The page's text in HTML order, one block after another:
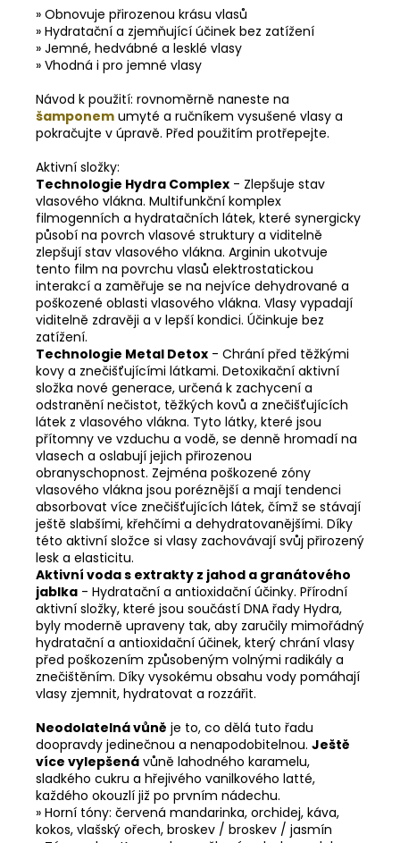
» Obnovuje přirozenou krásu vlasů
» Hydratační a zjemňující účinek bez zatížení
» Jemné, hedvábné a lesklé vlasy
» Vhodná i pro jemné vlasy
Návod k použití: rovnoměrně naneste na
šamponem umyté a ručníkem vysušené vlasy a
pokračujte v úpravě. Před použitím protřepejte.
Aktivní složky:
Technologie Hydra Complex - Zlepšuje stav
vlasového vlákna. Multifunkční komplex
filmogenních a hydratačních látek, které synergicky
působí na povrch vlasové struktury a viditelně
zlepšují stav vlasového vlákna. Arginin ukotvuje
tento film na povrchu vlasů elektrostatickou
interakcí a zaměřuje se na nejvíce dehydrované a
poškozené oblasti vlasového vlákna. Vlasy vypadají
viditelně zdravěji a v lepší kondici. Účinkuje bez
zatížení.
Technologie Metal Detox - Chrání před těžkými
kovy a znečišťujícími látkami. Detoxikační aktivní
složka nové generace, určená k zachycení a
odstranění nečistot, těžkých kovů a znečišťujících
látek z vlasového vlákna. Tyto látky, které jsou
přítomny ve vzduchu a vodě, se denně hromadí na
vlasech a oslabují jejich přirozenou
obranyschopnost. Zejména poškozené zóny
vlasového vlákna jsou poréznější a mají tendenci
absorbovat více znečišťujících látek, čímž se stávají
ještě slabšími, křehčími a dehydratovanějšími. Díky
této aktivní složce si vlasy zachovávají svůj přirozený
lesk a elasticitu.
Aktivní voda s extrakty z jahod a granátového
jablka - Hydratační a antioxidační účinky. Přírodní
aktivní složky, které jsou součástí DNA řady Hydra,
byly moderně upraveny tak, aby zaručily mimořádný
hydratační a antioxidační účinek, který chrání vlasy
před poškozením způsobeným volnými radikály a
znečištěním. Díky vysokému obsahu vody pomáhají
vlasy zjemnit, hydratovat a rozzářit.
Neodolatelná vůně je to, co dělá tuto řadu
doopravdy jedinečnou a nenapodobitelnou. Ještě
více vylepšená vůně lahodného karamelu,
sladkého cukru a hřejivého vanilkového latté,
každého okouzlí již po prvním nádechu.
» Horní tóny: červená mandarinka, orchidej, káva,
kokos, vlašský ořech, broskev / broskev / jasmín